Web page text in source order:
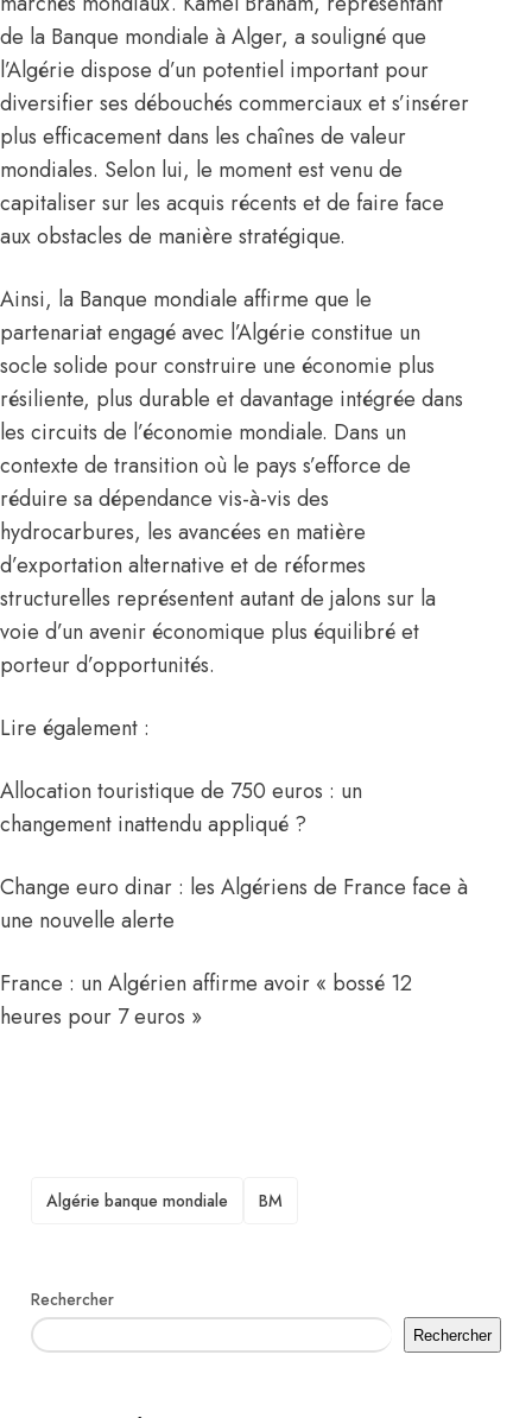
de la Banque mondiale à Alger, a souligné que
l’Algérie dispose d’un potentiel important pour
diversifier ses débouchés commerciaux et s’insérer
plus efficacement dans les chaînes de valeur
mondiales. Selon lui, le moment est venu de
capitaliser sur les acquis récents et de faire face
aux obstacles de manière stratégique.
Ainsi, la Banque mondiale affirme que le
partenariat engagé avec l’Algérie constitue un
socle solide pour construire une économie plus
résiliente, plus durable et davantage intégrée dans
les circuits de l’économie mondiale. Dans un
contexte de transition où le pays s’efforce de
réduire sa dépendance vis-à-vis des
hydrocarbures, les avancées en matière
d’exportation alternative et de réformes
structurelles représentent autant de jalons sur la
voie d’un avenir économique plus équilibré et
porteur d’opportunités.
Lire également :
Allocation touristique de 750 euros : un
changement inattendu appliqué ?
Change euro dinar : les Algériens de France face à
une nouvelle alerte
France : un Algérien affirme avoir « bossé 12
heures pour 7 euros »
TAGS
Algérie banque mondiale BM
Rechercher
Rechercher